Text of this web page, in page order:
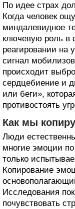
По идее страх
Когда человек
миндалевидное
ключевую роль в
реагировании на
сигнал
происходит
сердцебиение и
или беги»,
противостоять
Как мы
Люди
многие эмоции
только
Копирование
Исследования
почувствовать